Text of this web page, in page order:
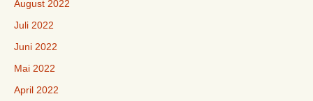
August 2022
Juli 2022
Juni 2022
Mai 2022
April 2022